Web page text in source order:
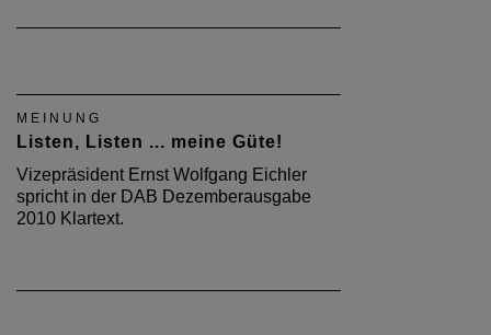
MEINUNG
Listen, Listen ... meine Güte!
Vizepräsident Ernst Wolfgang Eichler
spricht in der DAB Dezemberausgabe
2010 Klartext.